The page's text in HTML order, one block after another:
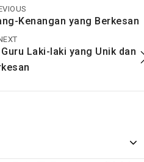
yang Berkesan
Kenangan yang Berkesan
Laki-laki yang Unik dan